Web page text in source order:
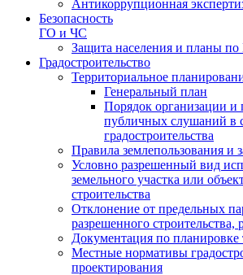
Антикоррупционная
Безопасность
ГО и ЧС
Защита населения и планы
Градостроительство
Территориальное
Генеральный план
Порядок организации и
публичных слушаний в
градостроительства
Правила землепользования и
Условно разрешенный вид
земельного участка или
строительства
Отклонение от предельных
разрешенного строительства,
Документация по планировке
Местные нормативы
проектирования